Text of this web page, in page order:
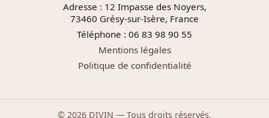
Adresse : 12 Impasse des Noyers,
73460 Grésy-sur-Isère, France
Téléphone : 06 83 98 90 55
Mentions légales
Politique de confidentialité
© 2026 DIVIN — Tous droits réservés.